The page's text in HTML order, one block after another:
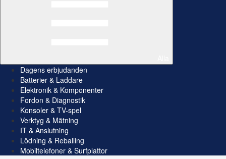
Dagens erbjudanden
Batterier & Laddare
Elektronik & Komponenter
Fordon & Diagnostik
Konsoler & TV-spel
Verktyg & Mätning
IT & Anslutning
Lödning & Reballing
Mobiltelefoner & Surfplattor